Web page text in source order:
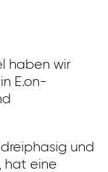
haben wir
E.on-
und
hat eine